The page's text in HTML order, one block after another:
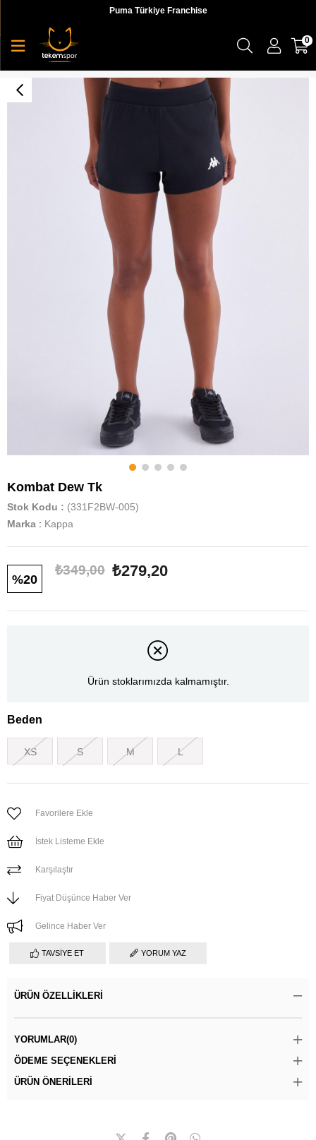
Puma Türkiye Franchise
0
Kombat Dew Tk
Stok Kodu
(331F2BW-005)
Marka : Kappa
20
₺349,00 ₺279,20
Ürün stoklarımızda kalmamıştır.
Beden
XS S M L
Favorilere Ekle
İstek Listeme Ekle
Karşılaştır
Fiyat Düşünce Haber Ver
Gelince Haber Ver
TAVSIYE ET YORUM YAZ
ÜRÜN ÖZELLIKLERI
YORUMLAR(0)
ÖDEME SEÇENEKLERI
ÜRÜN ÖNERILERI